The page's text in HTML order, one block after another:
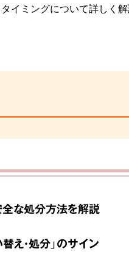
イミングについて詳しく解
な処分方法を解説
え・処分」のサイン